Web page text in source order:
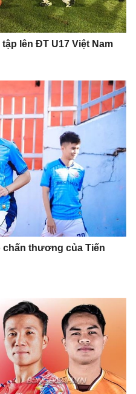
lên ĐT U17 Việt Nam
chấn thương của Tiến